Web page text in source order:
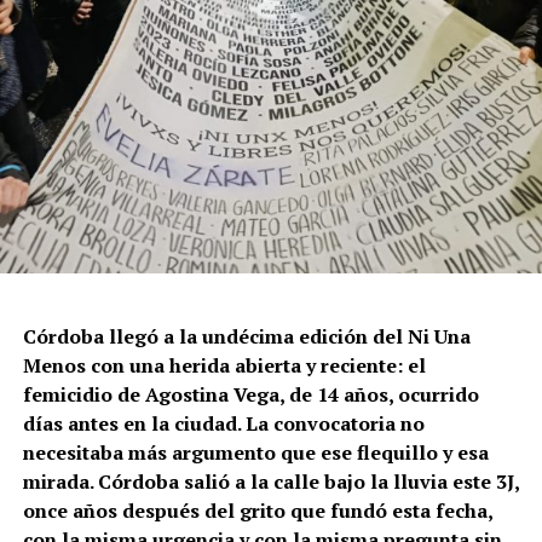
Córdoba llegó a la undécima edición del Ni Una
Menos con una herida abierta y reciente: el
femicidio de Agostina Vega, de 14 años, ocurrido
días antes en la ciudad. La convocatoria no
necesitaba más argumento que ese flequillo y esa
mirada. Córdoba salió a la calle bajo la lluvia este 3J,
once años después del grito que fundó esta fecha,